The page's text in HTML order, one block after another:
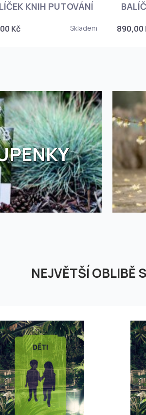
KNIH PUTOVÁNÍ
Kč Skladem 890,00
NEJVĚTŠÍ OBLIBĚ